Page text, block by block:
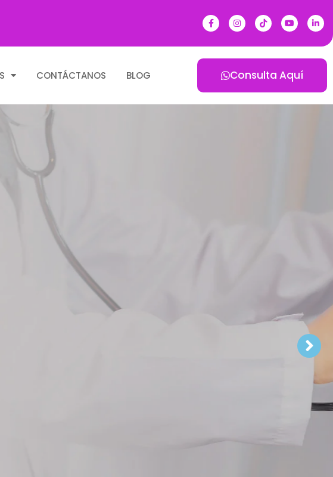
CONTÁCTANOS BLOG Consulta Aquí